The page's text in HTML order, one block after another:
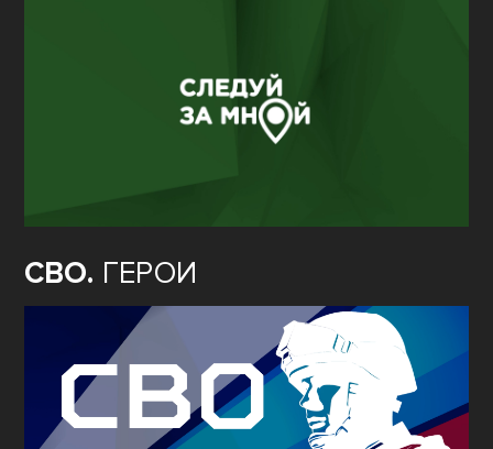
ЗА МНОЙ